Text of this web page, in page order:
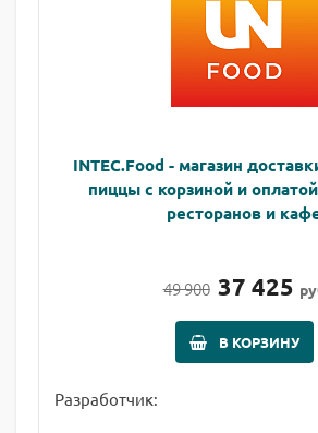
INTEC.Food - магазин
пиццы с корзиной и
ресторанов и
49 900 37 425
В КОРЗИНУ
Разработчик: